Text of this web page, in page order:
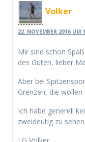
Volker
22. NOVEMBER 2016 UM
Mir sind schon
des Guten, lieber
Aber bei
Grenzen, die wollen
Ich habe generell
zweideutig zu